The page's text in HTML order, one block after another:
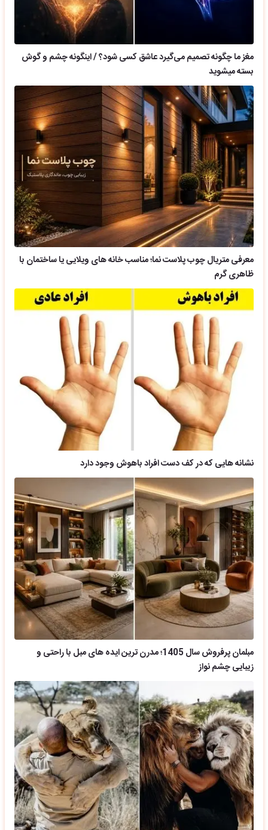
مغز ما چگونه تصمیم می‌گیرد عاشق کسی شود؟ / اینگونه چشم و گوش
بسته میشوید
معرفی متریال چوب پلاست نما؛ مناسب خانه های ویلایی یا ساختمان با
ظاهری گرم
نشانه هایی که در کف دست افراد باهوش وجود دارد
مبلمان پرفروش سال 1405؛ مدرن ترین ایده های مبل با راحتی و
زیبایی چشم نواز